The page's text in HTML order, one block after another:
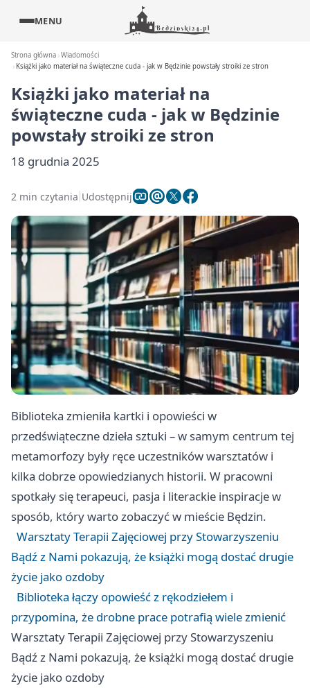
MENU
Strona główna Wiadomości
Książki jako materiał na świąteczne cuda - jak w Będzinie powstały stroiki ze stron
Książki jako materiał na
świąteczne cuda - jak w Będzinie
powstały stroiki ze stron
18 grudnia 2025
2 min czytania Udostępnij
Biblioteka zmieniła kartki i opowieści w
przedświąteczne dzieła sztuki – w samym centrum tej
metamorfozy były ręce uczestników warsztatów i
kilka dobrze opowiedzianych historii. W pracowni
spotkały się terapeuci, pasja i literackie inspiracje w
sposób, który warto zobaczyć w mieście Będzin.
Warsztaty Terapii Zajęciowej przy Stowarzyszeniu
Bądź z Nami pokazują, że książki mogą dostać drugie
życie jako ozdoby
Biblioteka łączy opowieść z rękodziełem i
przypomina, że drobne prace potrafią wiele zmienić
Warsztaty Terapii Zajęciowej przy Stowarzyszeniu
Bądź z Nami pokazują, że książki mogą dostać drugie
życie jako ozdoby